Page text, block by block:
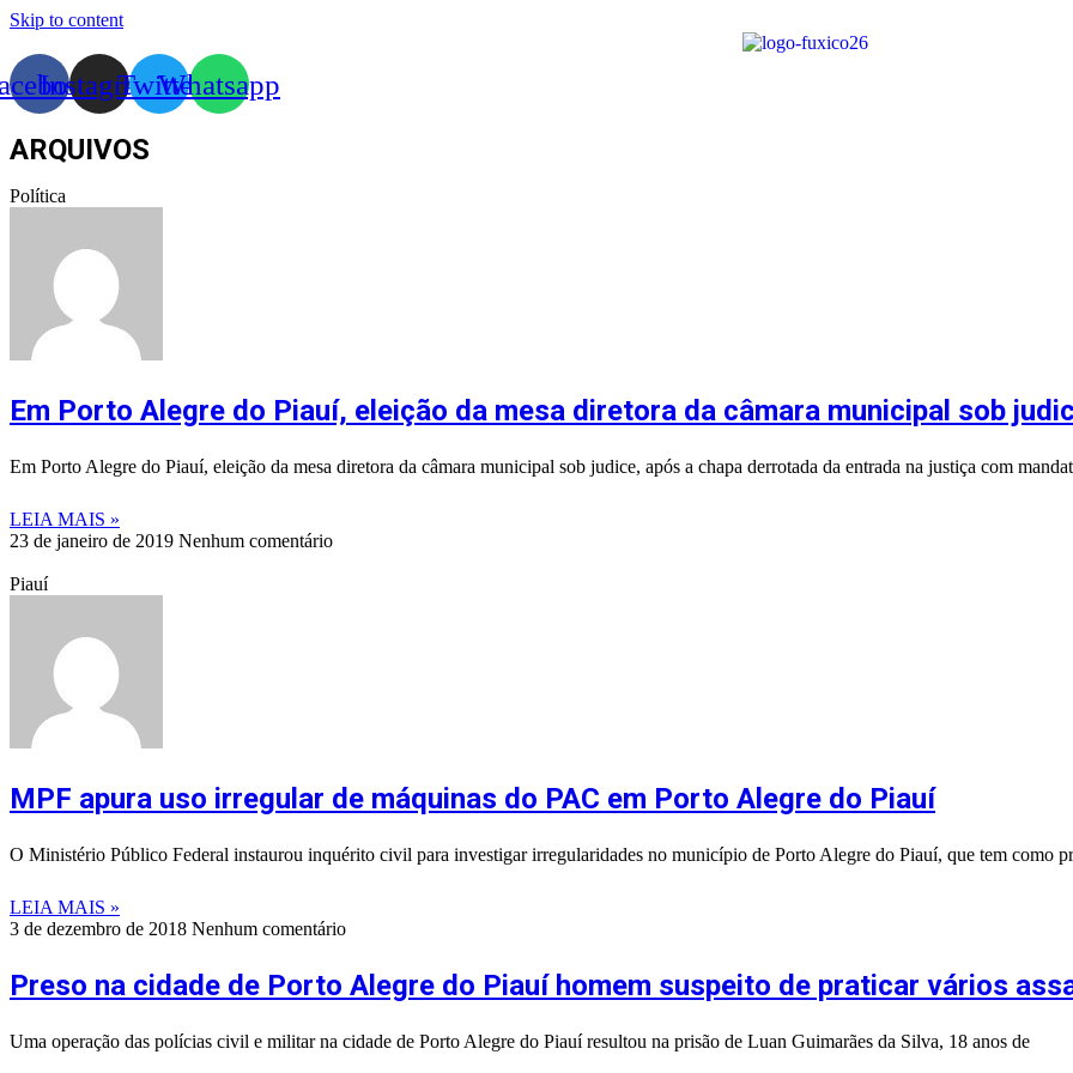
Skip to content
InstagramTwitterWhatsapp
ARQUIVOS
Política
Em Porto Alegre do Piauí, eleição da mesa diretora da câmara municipal sob
Em Porto Alegre do Piauí, eleição da mesa diretora da câmara municipal sob judice, após a chapa derrotada da entrada na justiça com
LEIA MAIS »
23 de janeiro de 2019 Nenhum comentário
Piauí
MPF apura uso irregular de máquinas do PAC em Porto Alegre do Piauí
O Ministério Público Federal instaurou inquérito civil para investigar irregularidades no município de Porto Alegre do Piauí, que tem como
LEIA MAIS »
3 de dezembro de 2018 Nenhum comentário
Preso na cidade de Porto Alegre do Piauí homem suspeito de praticar vários
Uma operação das polícias civil e militar na cidade de Porto Alegre do Piauí resultou na prisão de Luan Guimarães da Silva, 18 anos de